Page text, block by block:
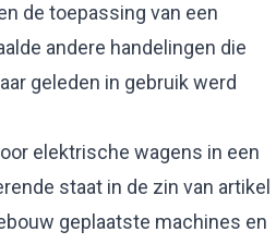
de toepassing van een
andere handelingen die
geleden in gebruik werd
elektrische wagens in een
staat in de zin van artikel
geplaatste machines en